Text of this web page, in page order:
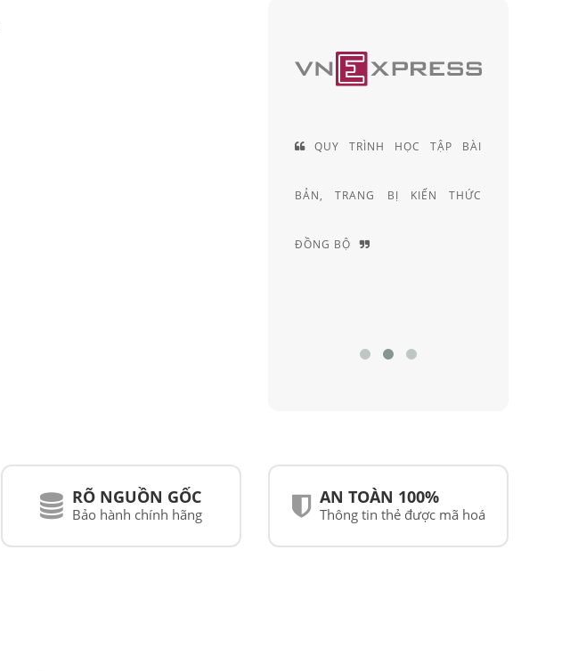
QUY TRÌNH HỌC TẬP BÀI
BẢN, TRANG BỊ KIẾN THỨC
ĐỘI NGŨ KỸ THUẬT VIÊN
KHÚC XẠ HƠN 20 NĂM KINH
NGHIỆM
RÕ NGUỒN GỐC
Bảo hành chính hãng
AN TOÀN 100%
Thông tin thẻ được mã hoá